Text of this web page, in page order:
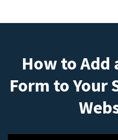
How to Add
Form to Your